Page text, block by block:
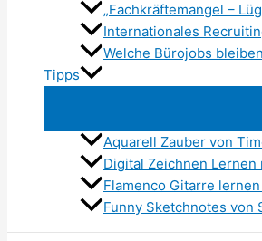
„Fachkräftemangel –
Internationales
Welche Bürojobs
Tipps
Aquarell Zauber von
Digital Zeichnen
Flamenco Gitarre
Funny Sketchnotes von